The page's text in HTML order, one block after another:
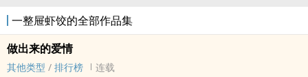
一整屉虾饺的全部作品集
做出来的爱情
其他类型 / 排行榜
连载